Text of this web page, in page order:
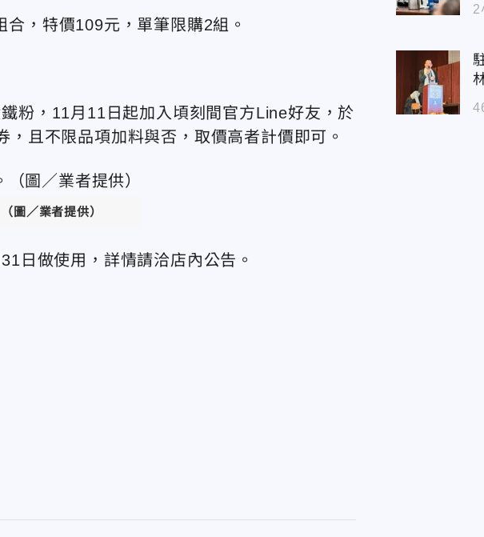
，特價109元，單筆限購2組。
粉，11月11日起加入頃刻間官方Line好友，於
且不限品項加料與否，取價高者計價即可。
圖／業者提供）
日做使用，詳情請洽店內公告。
2